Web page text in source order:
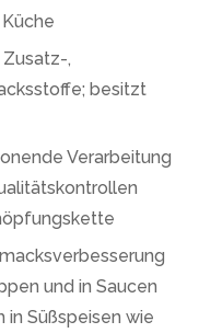
,
besitzt
Verarbeitung
und in Saucen
in Süßspeisen wie